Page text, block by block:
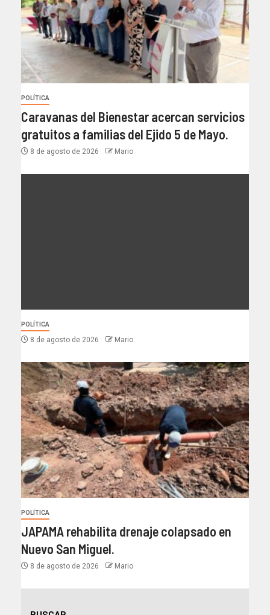
POLÍTICA
Caravanas del Bienestar acercan servicios
gratuitos a familias del Ejido 5 de Mayo.
8 de agosto de 2026 Mario
POLÍTICA
8 de agosto de 2026 Mario
POLÍTICA
JAPAMA rehabilita drenaje colapsado en
Nuevo San Miguel.
8 de agosto de 2026 Mario